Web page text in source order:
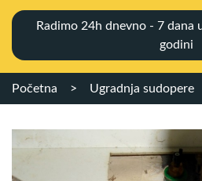
Radimo 24h dnevno - 7 dana
godini
Početna > Ugradnja sudopere